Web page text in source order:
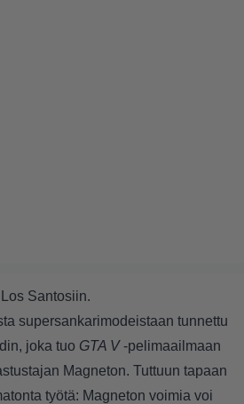
Santosiin.
supersankarimodeistaan tunnettu
joka tuo GTA V-pelimaailmaan
Magneton. Tuttuun tapaan
työtä: Magneton voimia voi